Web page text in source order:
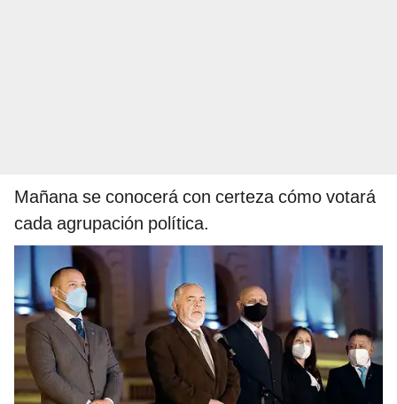
Mañana se conocerá con certeza cómo votará
cada agrupación política.